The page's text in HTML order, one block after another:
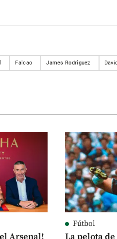
Falcao James Rodríguez
Fútbol